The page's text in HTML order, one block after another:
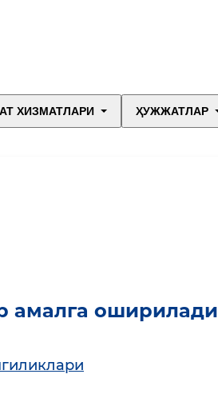
ХИЗМАТЛАРИ ҲУЖЖАТЛАР
амалга оширилади